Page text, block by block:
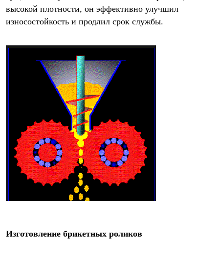
высокой плотности, он эффективно улучшил
износостойкость и продлил срок службы.
Изготовление брикетных роликов